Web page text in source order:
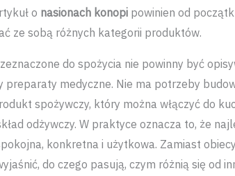
o nasionach konopipowinien od
ze sobą różnych kategorii produktów.
do spożycia nie powinny być
preparaty medyczne. Nie ma potrzeby
spożywczy, który można włączyć do
odżywczy. W praktyce oznacza to, że
konkretna i użytkowa. Zamiast
do czego pasują, czym różnią się od